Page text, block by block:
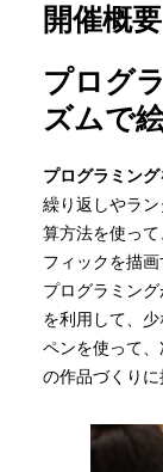
開催概要
プログ
ズムで
プログラミン
繰り返しやラ
算方法を使っ
フィックを描
プログラミン
を利用して、
ペンを使って
の作品づくりに